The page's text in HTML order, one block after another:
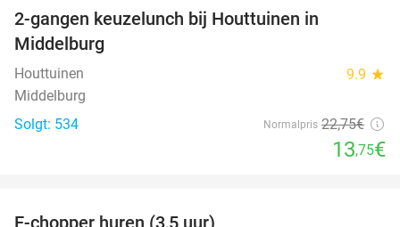
2-gangen keuzelunch bij Houttuinen in
Middelburg
Houttuinen 9.9 star
Middelburg
Solgt: 534
Normalpris 22,75€
13,75€
E-chopper huren (3,5 uur)